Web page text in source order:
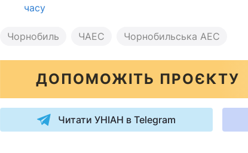
часу
Чорнобиль ЧАЕС Чорнобильська АЕС
ДОПОМОЖІТЬ ПРОЄКТУ
Читати УНІАН в Telegram